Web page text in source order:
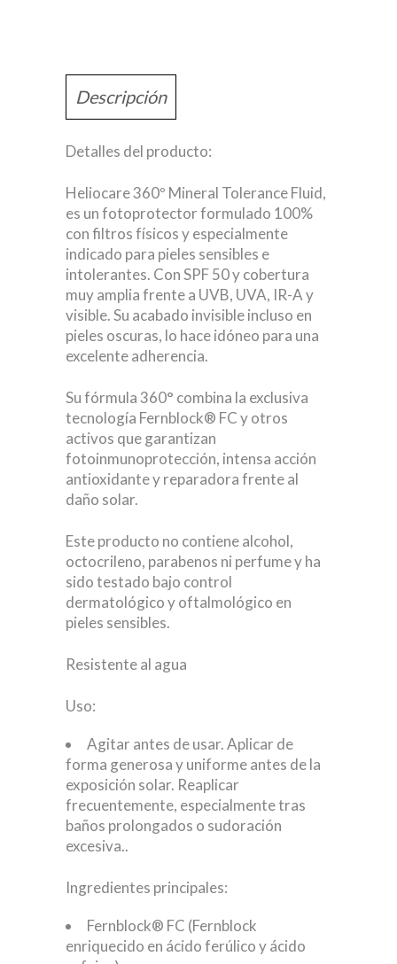
Descripción
Detalles del producto:
Heliocare 360º Mineral Tolerance Fluid,
es un fotoprotector formulado 100%
con filtros físicos y especialmente
indicado para pieles sensibles e
intolerantes. Con SPF 50 y cobertura
muy amplia frente a UVB, UVA, IR-A y
visible. Su acabado invisible incluso en
pieles oscuras, lo hace idóneo para una
excelente adherencia.
Su fórmula 360° combina la exclusiva
tecnología Fernblock® FC y otros
activos que garantizan
fotoinmunoprotección, intensa acción
antioxidante y reparadora frente al
daño solar.
Este producto no contiene alcohol,
octocrileno, parabenos ni perfume y ha
sido testado bajo control
dermatológico y oftalmológico en
pieles sensibles.
Resistente al agua
Uso:
Agitar antes de usar. Aplicar de
forma generosa y uniforme antes de la
exposición solar. Reaplicar
frecuentemente, especialmente tras
baños prolongados o sudoración
excesiva..
Ingredientes principales:
Fernblock® FC (Fernblock
enriquecido en ácido ferúlico y ácido